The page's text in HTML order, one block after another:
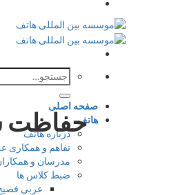
جستجو
برای:
صفحه اصلی
هاتف
درباره هاتف
تفاهم و همکاری
مدرسان و
ضبط کلاس ها
عربی